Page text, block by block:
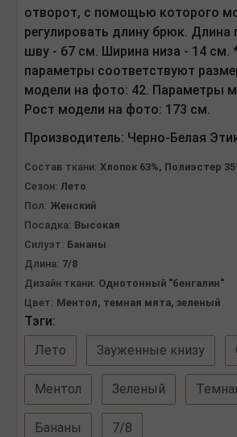
отворот, с помощью которого
регулировать длину брюк. Длина
шву - 67 см. Ширина низа - 14 см.
параметры соответствуют
модели на фото: 42. Параметры
Рост модели на фото: 173 см.
Производитель: Черно-Белая
Состав ткани: Хлопок 63%, Полиэстер
Сезон: Лето
Пол: Женский
Посадка: Высокая
Силуэт: Бананы
Длина: 7/8
Дизайн ткани: Однотонный "бенгалин"
Цвет: Ментол, темная мята, зеленый
Тэги:
Лето
Зауженные книзу
Ментол Зеленый
Бананы 7/8